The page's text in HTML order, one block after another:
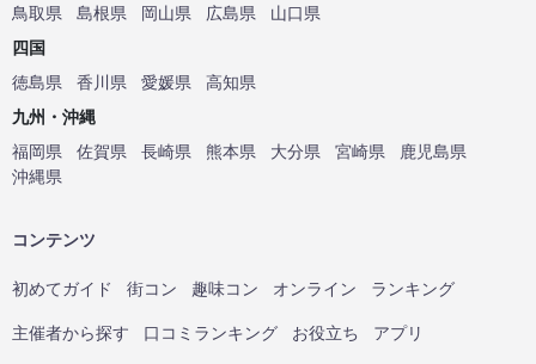
鳥取県
島根県 岡山県 広島県
山口県
四国
徳島県
香川県 愛媛県
高知県
九州・沖縄
福岡県
佐賀県 長崎県 熊本県 大分県 宮崎県
鹿児島県
沖縄県
コンテンツ
初めてガイド 街コン 趣味コン オンライン ランキング
主催者から探す 口コミランキング お役立ち アプリ